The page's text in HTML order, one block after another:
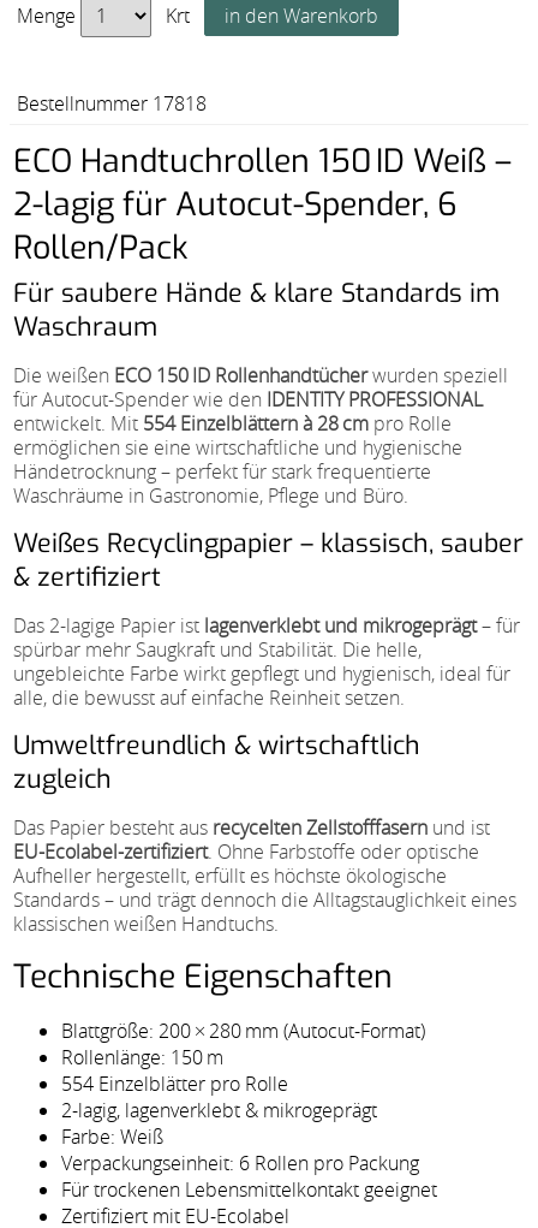
Menge Krt
Bestellnummer 17818
ECO Handtuchrollen 150 ID Weiß –
2-lagig für Autocut-Spender, 6
Rollen/Pack
Für saubere Hände & klare Standards im
Waschraum
Die weißen ECO 150 ID Rollenhandtücherwurden speziell
für Autocut-Spender wie den IDENTITY PROFESSIONAL
entwickelt. Mit 554 Einzelblättern à 28 cm pro Rolle
ermöglichen sie eine wirtschaftliche und hygienische
Händetrocknung – perfekt für stark frequentierte
Waschräume in Gastronomie, Pflege und Büro.
Weißes Recyclingpapier – klassisch, sauber
& zertifiziert
Das 2-lagige Papier ist lagenverklebt und mikrogeprägt– für
spürbar mehr Saugkraft und Stabilität. Die helle,
ungebleichte Farbe wirkt gepflegt und hygienisch, ideal für
alle, die bewusst auf einfache Reinheit setzen.
Umweltfreundlich & wirtschaftlich
zugleich
Das Papier besteht aus recycelten Zellstofffasern und ist
EU-Ecolabel-zertifiziert. Ohne Farbstoffe oder optische
Aufheller hergestellt, erfüllt es höchste ökologische
Standards – und trägt dennoch die Alltagstauglichkeit eines
klassischen weißen Handtuchs.
Technische Eigenschaften
Blattgröße: 200 × 280 mm (Autocut-Format)
Rollenlänge: 150 m
554 Einzelblätter pro Rolle
2-lagig, lagenverklebt & mikrogeprägt
Farbe: Weiß
Verpackungseinheit: 6 Rollen pro Packung
Für trockenen Lebensmittelkontakt geeignet
Zertifiziert mit EU-Ecolabel